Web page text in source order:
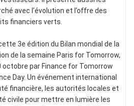
avec l’évolution et l’offre des
financiers verts.
3e édition du Bilan mondial de la
de la semaine Paris for Tomorrow,
octobre par Finance for Tomorrow
Day. Un événement international
financière, les autorités locales et
civile pour mettre en lumière les